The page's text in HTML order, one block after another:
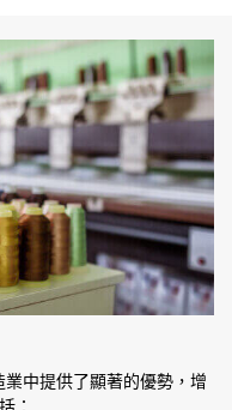
中提供了顯著的優勢，增